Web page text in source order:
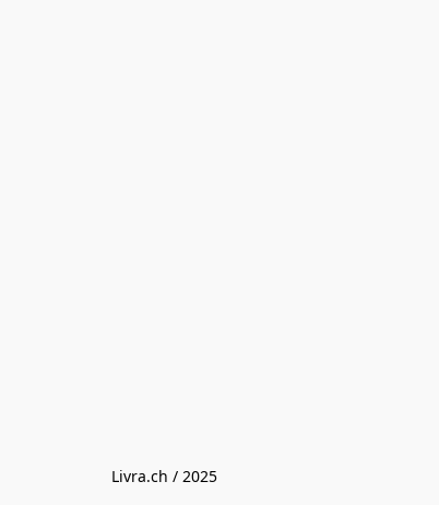
Livra.ch / 2025